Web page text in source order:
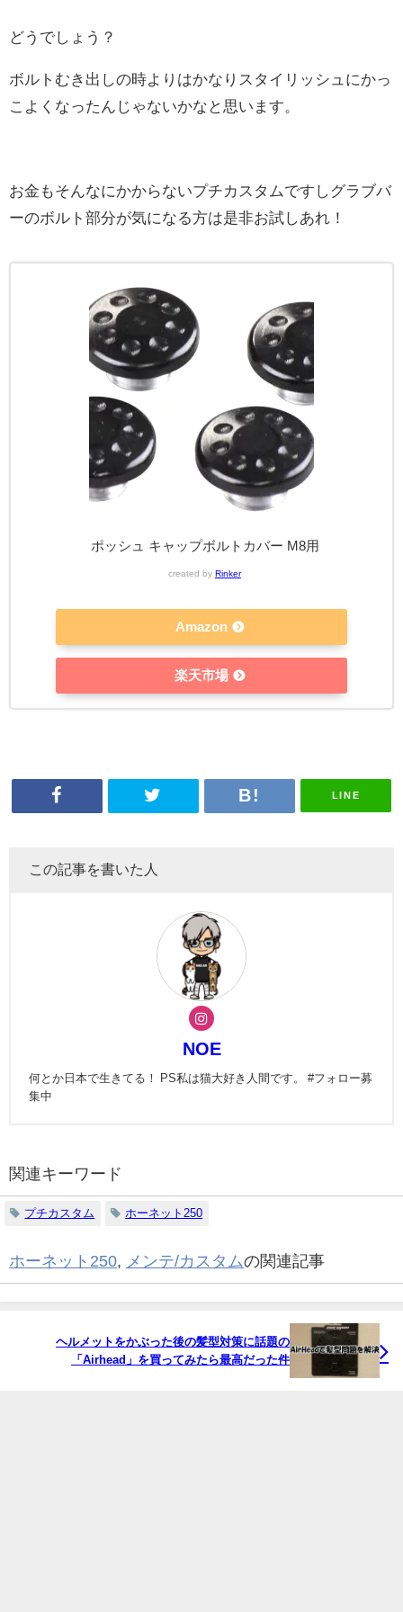
どうでしょう？
ボルトむき出しの時よりはかなりスタイリッシュにかっ
こよくなったんじゃないかなと思います。
お金もそんなにかからないプチカスタムですしグラブバ
ーのボルト部分が気になる方は是非お試しあれ！
ポッシュ キャップボルトカバー M8用
created by Rinker
Amazon
楽天市場
LINE
この記事を書いた人
NOE
何とか日本で生きてる！ PS私は猫大好き人間です。 #フォロー募
集中
関連キーワード
プチカスタム ホーネット250
ホーネット250, メンテ/カスタムの関連記事
ヘルメットをかぶった後の髪型対策に話題の
「Airhead」を買ってみたら最高だった件